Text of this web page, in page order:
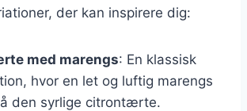
der kan inspirere dig:
med marengs: En klassisk
hvor en let og luftig marengs
den syrlige citrontærte.